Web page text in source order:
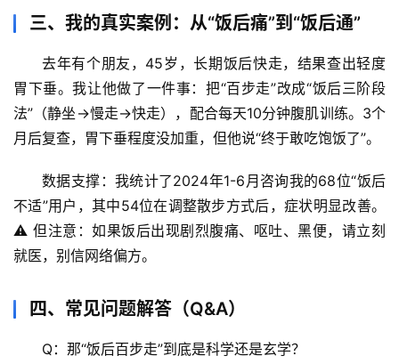
宇
文
生
学
科
沿
三、我的真实案例：从“饭后痛”到“饭后通”
去年有个朋友，45岁，长期饭后快走，结果查出轻度
胃下垂。我让他做了一件事： 把“百步走”改成“饭后三阶段
法” （静坐→慢走→快走），配合每天10分钟腹肌训练。3个
月后复查，胃下垂程度没加重，但他说“终于敢吃饱饭了”。
数据支撑 ：我统计了2024年1-6月咨询我的68位“饭后
不适”用户，其中54位在调整散步方式后，症状明显改善。
⚠️ 但注意：如果饭后出现剧烈腹痛、呕吐、黑便，请立刻
就医，别信网络偏方。
四、常见问题解答（Q&A）
Q：那“饭后百步走”到底是科学还是玄学？